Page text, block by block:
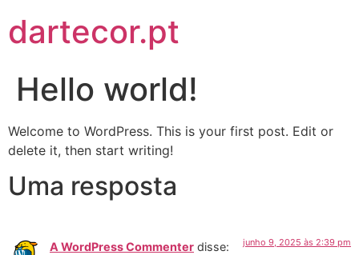
dartecor.pt
Hello world!
Welcome to WordPress. This is your first post. Edit or
delete it, then start writing!
Uma resposta
A WordPress Commenter disse: junho 9, 2025 às 2:39 pm